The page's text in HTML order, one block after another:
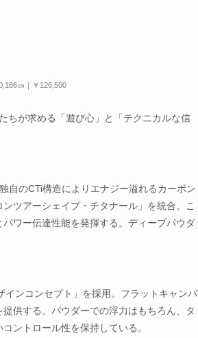
㎝｜￥126,500
ちが求める「遊び心」と「テクニカルな信
自のCTi構造によりエナジー溢れるカーボン
ツアーシェイプ・チタナール」を統合。こ
ワー伝達性能を発揮する。ディープパウダ
ンコンセプト」を採用。フラットキャンバ
供する。パウダーでの浮力はもちろん、タ
ントロール性を保持している。